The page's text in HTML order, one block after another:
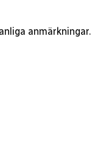
anmärkningar.